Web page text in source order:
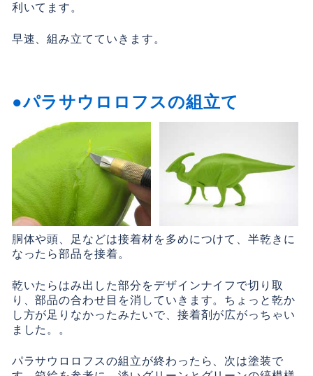
利いてます。
早速、組み立てていきます。
パラサウロロフスの組立て
胴体や頭、足などは接着材を多めにつけて、半乾きに
なったら部品を接着。
乾いたらはみ出した部分をデザインナイフで切り取
り、部品の合わせ目を消していきます。ちょっと乾か
し方が足りなかったみたいで、接着剤が広がっちゃい
ました。。
パラサウロロフスの組立が終わったら、次は塗装で